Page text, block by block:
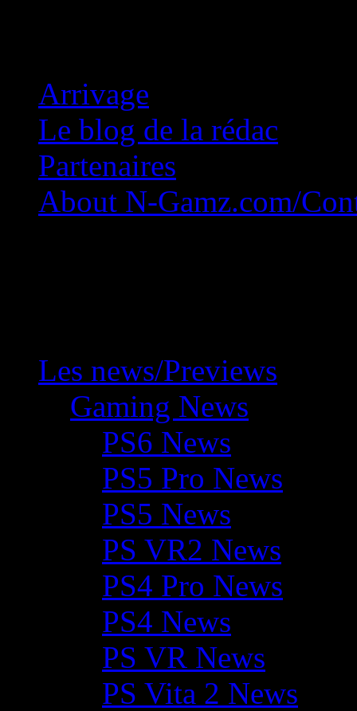
Arrivage
Le blog de la rédac
Partenaires
About N-Gamz.com/
Les news/Previews
Gaming News
PS6 News
PS5 Pro News
PS5 News
PS VR2 News
PS4 Pro News
PS4 News
PS VR News
PS Vita 2 News